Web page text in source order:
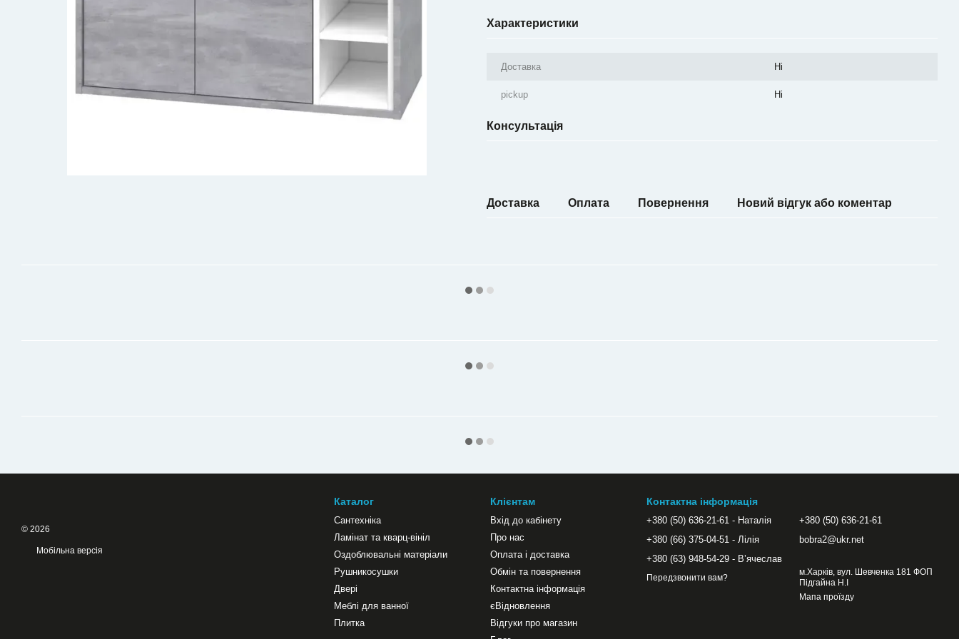
Характеристики
Доставка Ні
pickup Ні
Консультація
Доставка Оплата Повернення Новий відгук або коментар
© 2026
Мобільна версія
Каталог
Сантехніка
Ламінат та кварц-вініл
Оздоблювальні матеріали
Рушникосушки
Двері
Меблі для ванної
Плитка
Клієнтам
Вхід до кабінету
Про нас
Оплата і доставка
Обмін та повернення
Контактна інформація
єВідновлення
Відгуки про магазин
Контактна інформація
+380 (50) 636-21-61 - Наталія
+380 (66) 375-04-51 - Лілія
+380 (63) 948-54-29 - Вʼячеслав
Передзвонити вам?
+380 (50) 636-21-61
bobra2@ukr.net
м.Харків, вул. Шевченка 181 ФОП
Підгайна Н.І
Мапа проїзду